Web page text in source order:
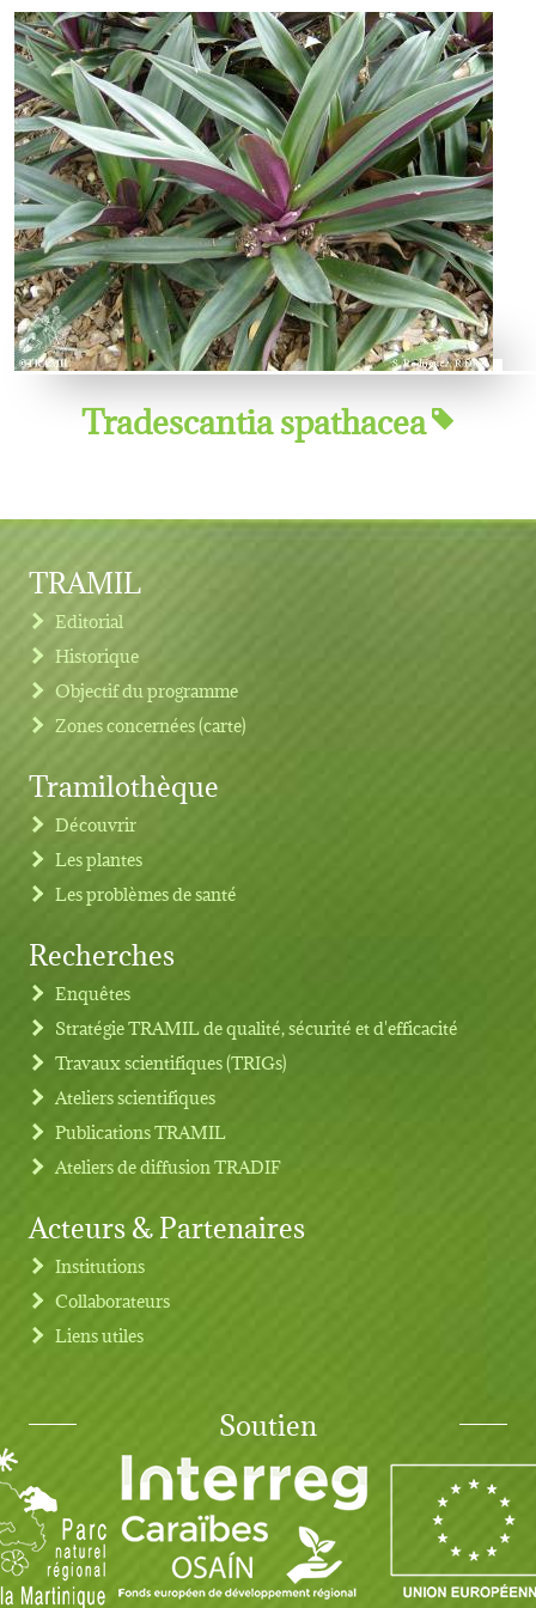
Tradescantia spathacea
Footer menu
TRAMIL
Editorial
Historique
Objectif du programme
Zones concernées (carte)
Tramilothèque
Découvrir
Les plantes
Les problèmes de santé
Recherches
Enquêtes
Stratégie TRAMIL de qualité, sécurité et d'efficacité
Travaux scientifiques (TRIGs)
Ateliers scientifiques
Publications TRAMIL
Ateliers de diffusion TRADIF
Acteurs & Partenaires
Institutions
Collaborateurs
Liens utiles
Soutien